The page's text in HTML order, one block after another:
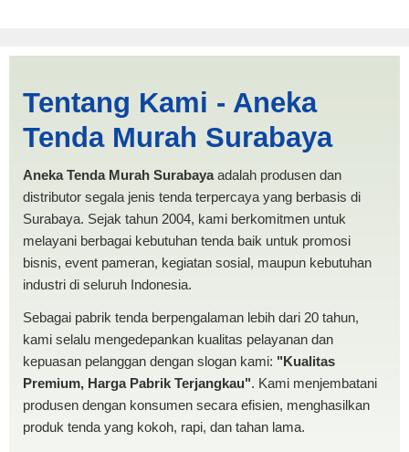
PRODUKSI ANEKA TENDA
MURAH
Tentang Kami - Aneka
Tenda Murah Surabaya
Aneka Tenda Murah Surabayaadalah produsen dan
distributor segala jenis tenda terpercaya yang berbasis di
Surabaya. Sejak tahun 2004, kami berkomitmen untuk
melayani berbagai kebutuhan tenda baik untuk promosi
bisnis, event pameran, kegiatan sosial, maupun kebutuhan
industri di seluruh Indonesia.
Sebagai pabrik tenda berpengalaman lebih dari 20 tahun,
kami selalu mengedepankan kualitas pelayanan dan
kepuasan pelanggan dengan slogan kami: "Kualitas
Premium, Harga Pabrik Terjangkau". Kami menjembatani
produsen dengan konsumen secara efisien, menghasilkan
produk tenda yang kokoh, rapi, dan tahan lama.